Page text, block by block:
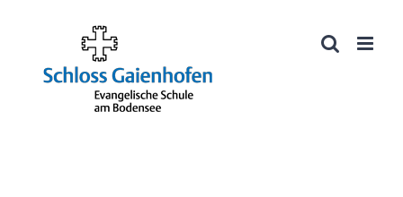
Werkzeugleiste öffnen
springen